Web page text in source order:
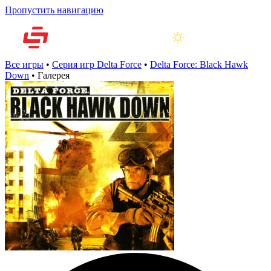
Пропустить навигацию
Все игры • Серия игр Delta Force • Delta Force: Black Hawk
Down • Галерея